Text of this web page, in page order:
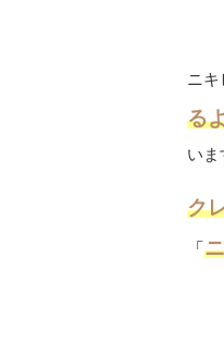
ニ
る
いま
ク
「